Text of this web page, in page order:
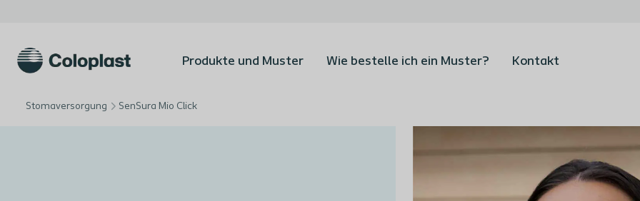
Produkte und Muster Wie bestelle ich ein Muster? Kontakt
Stomaversorgung SenSura Mio Click